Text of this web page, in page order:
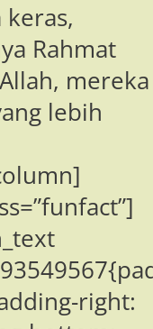
Rahmat
mereka
lebih
right: